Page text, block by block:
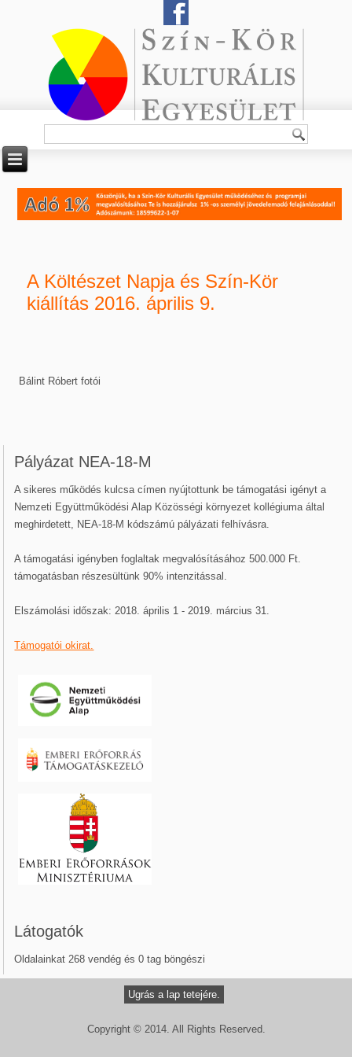
A Költészet Napja és Szín-Kör
kiállítás 2016. április 9.
Bálint Róbert fotói
Pályázat NEA-18-M
A sikeres működés kulcsa címen nyújtottunk be támogatási igényt a
Nemzeti Együttműködési Alap Közösségi környezet kollégiuma által
meghirdetett, NEA-18-M kódszámú pályázati felhívásra.
A támogatási igényben foglaltak megvalósításához 500.000 Ft.
támogatásban részesültünk 90% intenzitással.
Elszámolási időszak: 2018. április 1 - 2019. március 31.
Támogatói okirat.
Látogatók
Oldalainkat 268 vendég és 0 tag böngészi
Ugrás a lap tetejére.
Copyright © 2014. All Rights Reserved.